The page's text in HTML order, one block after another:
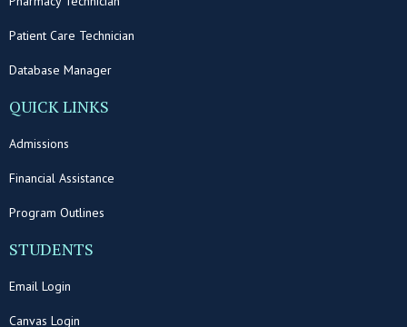
Patient Care Technician
Database Manager
QUICK LINKS
Admissions
Financial Assistance
Program Outlines
STUDENTS
Email Login
Canvas Login